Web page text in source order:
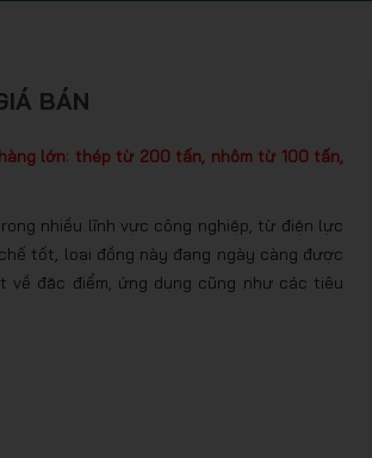
BÁN
lớn: thép từ 200 tấn, nhôm từ 100 tấn,
nhiều lĩnh vực công nghiệp, từ điện lực
tốt, loại đồng này đang ngày càng được
về đặc điểm, ứng dụng cũng như các tiêu